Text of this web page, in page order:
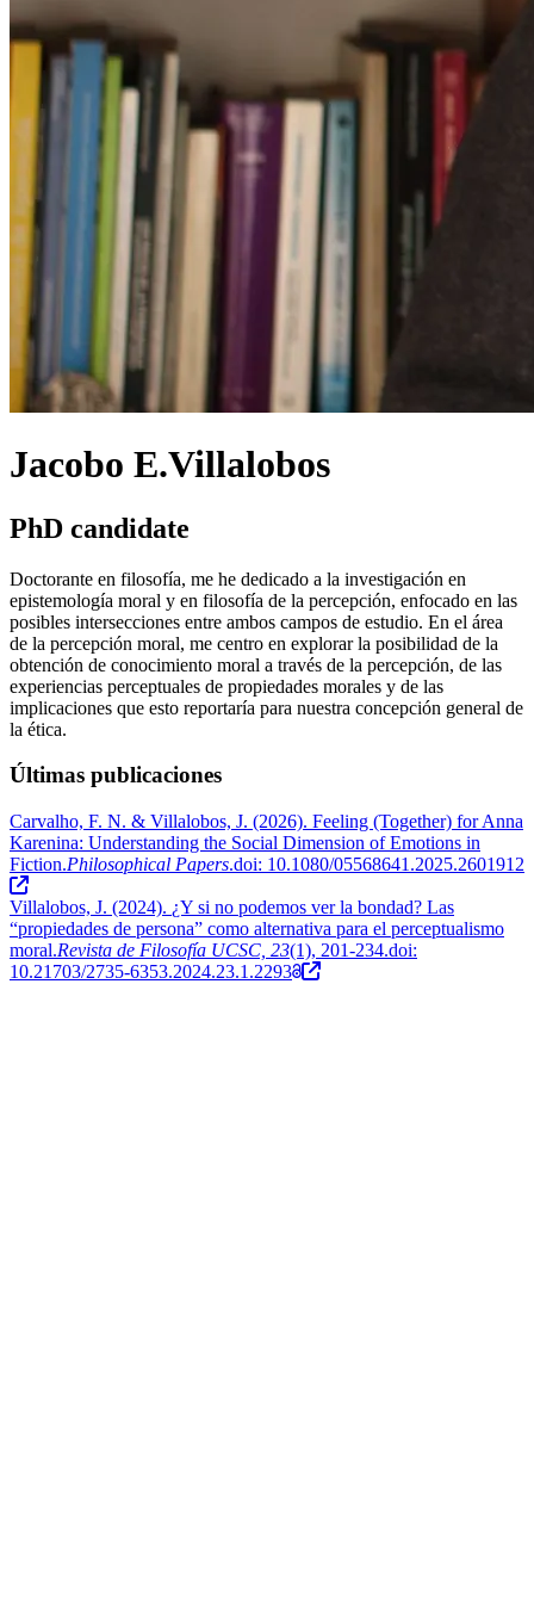
Jacobo E.Villalobos
PhD candidate
Doctorante en filosofía, me he dedicado a la investigación en
epistemología moral y en filosofía de la percepción, enfocado en las
posibles intersecciones entre ambos campos de estudio. En el área
de la percepción moral, me centro en explorar la posibilidad de la
obtención de conocimiento moral a través de la percepción, de las
experiencias perceptuales de propiedades morales y de las
implicaciones que esto reportaría para nuestra concepción general de
la ética.
Últimas publicaciones
Carvalho, F. N. & Villalobos, J. (2026). Feeling (Together) for Anna
Karenina: Understanding the Social Dimension of Emotions in
Fiction.Philosophical Papers.doi: 10.1080/05568641.2025.2601912
Villalobos, J. (2024). ¿Y si no podemos ver la bondad? Las
“propiedades de persona” como alternativa para el perceptualismo
moral.Revista de Filosofía UCSC, 23(1), 201-234.doi:
10.21703/2735-6353.2024.23.1.2293